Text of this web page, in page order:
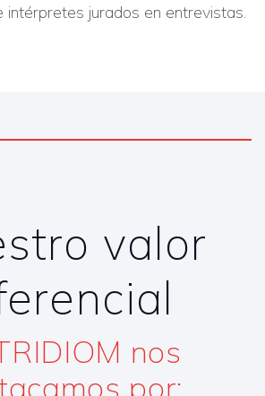
intérpretes jurados en entrevistas.
valor
nos
por:​